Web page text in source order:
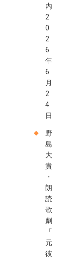
内
2
0
2
6
年
6
月
2
4
日
野
島
大
貴
・
朗
読
歌
劇
「
元
彼